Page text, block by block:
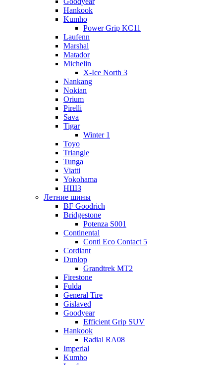
Hankook
Kumho
Power Grip KC11
Laufenn
Marshal
Matador
Michelin
X-Ice North 3
Nankang
Nokian
Orium
Pirelli
Sava
Tigar
Winter 1
Toyo
Triangle
Tunga
Viatti
Yokohama
НШЗ
Летние шины
BF Goodrich
Bridgestone
Potenza S001
Continental
Conti Eco Contact 5
Cordiant
Dunlop
Grandtrek MT2
Firestone
Fulda
General Tire
Gislaved
Goodyear
Efficient Grip SUV
Hankook
Radial RA08
Imperial
Kumho